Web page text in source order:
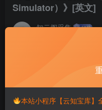
Simulator）》[英文]
知云阁采集
Many people start a
很多人一开始为了
本站小程序【云知宝库】